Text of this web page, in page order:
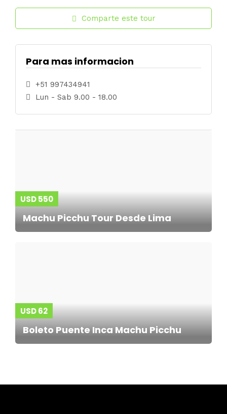
Comparte este tour
Para mas informacion
+51 997434941
Lun - Sab 9.00 - 18.00
USD 550
Machu Picchu Tour Desde Lima
USD 62
Boleto Puente Inca Machu Picchu